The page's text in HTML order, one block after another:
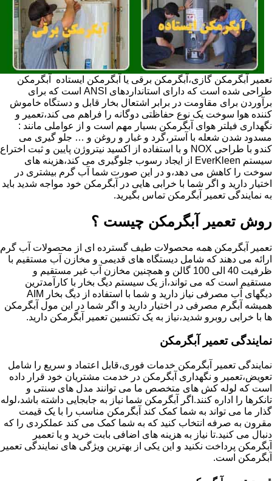
تعمیر آبگرمکن گازی،آبگرمکن برقی یا آبگرمکن ایستاده ​ آبگرمکن
طراحی شده است که دارای استانداردهای ANSI است که برای
برآوردن برای مقاومت در برابر اشتعال بخار قابل و دستگاه خاموش
کننده هوا سوخت یک نوع حفاظتی دوگانه را فراهم می کند،تعمیر و
نگهداری فیلتر هوای آبگرمکن بسیار مهم است و از عواملی مانند :
مسدود شدن شعله با آستر،گرد و غبار و روغن و … جلو گیری می
کندو با طراحی NOX و با استفاده از اکسید نیتروژن پایین و ثبت اختراع
سیستم EverKleen از ایجاد رسوب جلوگیری می کند،هزینه های
سوخت را کاهش می دهد،و در این صورت شما آب گرم بیشتری در
اختیار دارید و اگر شما با خرابی هایی در آبگرمکن خود مواجه شدید باید
به نمایندگی تعمیر آبگرمکن تماس بگیرید.
روش تعمیر آبگرمکن چیست ؟
تعمیر آبگرمکن همه محصولات طیف گسترده ای از محصولات آب گرم
ارائه می دهند که شامل دیستگاه های قدیمی و مخازن آب مستقیم با
ظرفیت 40 الی 100 گالن و همچنین مخازن آب غیر مستقیم و
مستقیم است که می تواند،از یک سیستم دیگ بخار با کارآمدترین
دیگهای آب مصرفی نیاز دارید و شما با استفاده از دیگ بخار AIM
همیشه آبگرم مصرفی در اختیار دارید و اگر شما در این مول آبگرمکن
ها با خرابی روبرو شدید،نیاز به یک تکنسین تعمیر آبگرمکن دارید.
نمایندگی تعمیر آبگرمکن
نمایندگی تعمیر آبگرمکن خدمات فوری،قابل اعتماد و سریع را شامل
تعویض،تعمیر و نگهداری آبگرمکن در خدمت مشتریان خود قرار داده
است که لوله کش های متخصص ما می توانند مدل های سنتی و
تانکرها را اداره کنند.اگر آبگرمکن شما نیاز به جابجایی داشته باشد،لوله
گذار ما می تواند به شما کمک کند آبگرمکن مناسب را با یک قیمت
مقرون به صرفه انتخاب کنید که به شما کمک می کند عملکردی را که
دنبال می کنید.تا نیاز به هزینه های اضافی بابت خرید و یا تعمیر
آبگرمکن پرداخت نکنید و این یکی از بهترین ویژگی های نمایندگی تعمیر
آبگرمکن است.